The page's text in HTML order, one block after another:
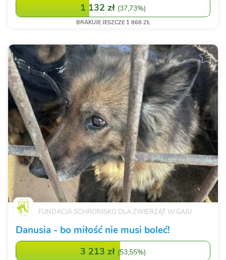
1 132 zł (37,73%)
BRAKUJE JESZCZE 1 868 ZŁ
FUNDACJA SCHRONISKO DLA ZWIERZĄT W GAJU
Danusia - bo miłość nie musi boleć!
3 213 zł (53,55%)